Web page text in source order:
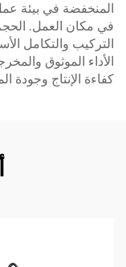
المنخفضة في بيئة
في مكان العمل.
التركيب والتكامل
الأداء الموثوق
كفاءة الإنتاج وجودة